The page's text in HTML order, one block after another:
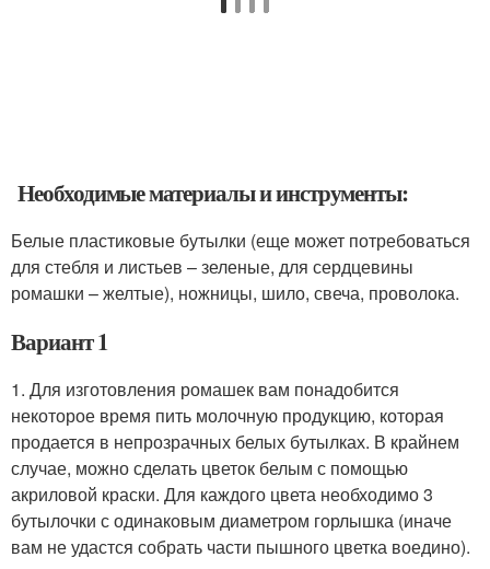
Необходимые материалы и инструменты:
Белые пластиковые бутылки (еще может потребоваться
для стебля и листьев – зеленые, для сердцевины
ромашки – желтые), ножницы, шило, свеча, проволока.
Вариант 1
1. Для изготовления ромашек вам понадобится
некоторое время пить молочную продукцию, которая
продается в непрозрачных белых бутылках. В крайнем
случае, можно сделать цветок белым с помощью
акриловой краски. Для каждого цвета необходимо 3
бутылочки с одинаковым диаметром горлышка (иначе
вам не удастся собрать части пышного цветка воедино).